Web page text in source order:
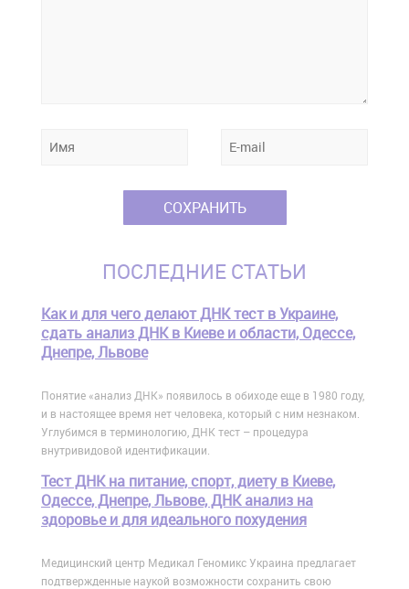
ПОСЛЕДНИЕ СТАТЬИ
Как и для чего делают ДНК тест в Украине,
сдать анализ ДНК в Киеве и области, Одессе,
Днепре, Львове
Понятие «анализ ДНК» появилось в обиходе еще в 1980 году,
и в настоящее время нет человека, который с ним незнаком.
Углубимся в терминологию, ДНК тест – процедура
внутривидовой идентификации.
Тест ДНК на питание, спорт, диету в Киеве,
Одессе, Днепре, Львове, ДНК анализ на
здоровье и для идеального похудения
Медицинский центр Медикал Геномикс Украина предлагает
подтвержденные наукой возможности сохранить свою